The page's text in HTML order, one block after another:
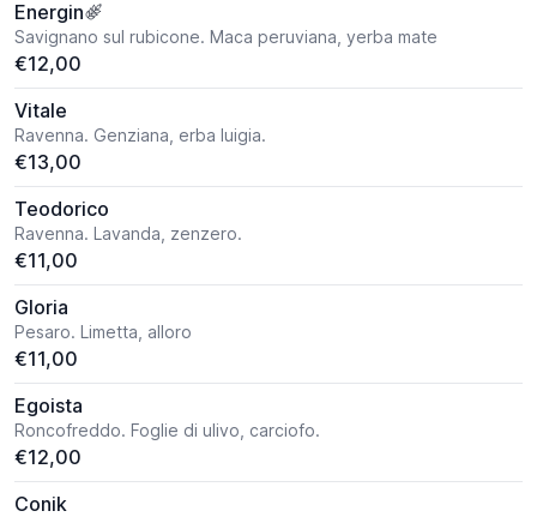
Energin
Savignano sul rubicone. Maca peruviana, yerba mate
€12,00
Vitale
Ravenna. Genziana, erba luigia.
€13,00
Teodorico
Ravenna. Lavanda, zenzero.
€11,00
Gloria
Pesaro. Limetta, alloro
€11,00
Egoista
Roncofreddo. Foglie di ulivo, carciofo.
€12,00
Conik